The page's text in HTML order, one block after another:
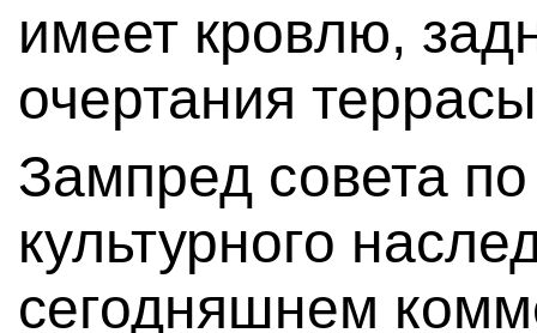
имеет кровлю,
очертания
Зампред совета
культурного
сегодняшнем